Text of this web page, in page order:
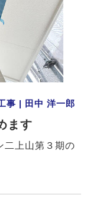
事 | 田中 洋一郎
ます
二上山第３期の